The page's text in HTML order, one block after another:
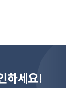
하세요!